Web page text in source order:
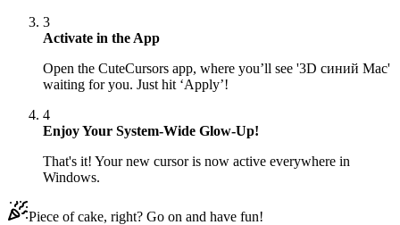
3
Activate in the App
Open the CuteCursors app, where you’ll see '3D синий Mac'
waiting for you. Just hit ‘Apply’!
4
Enjoy Your System-Wide Glow-Up!
That's it! Your new cursor is now active everywhere in
Windows.
Piece of cake, right? Go on and have fun!